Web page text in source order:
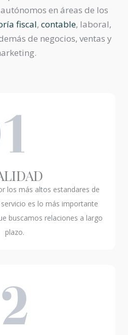
en áreas de los
fiscal, contable, laboral,
de negocios, ventas y
los más altos estandares de
es lo más importante
buscamos relaciones a largo
plazo.